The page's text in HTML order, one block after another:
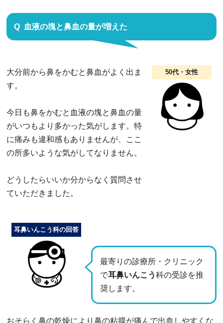
血液の塊と鼻血の量が増えた
50代・女性
大分前から鼻をかむと鼻血がよく出ま
す。
今日も鼻をかむと血液の塊と鼻血の量
がいつもより多かった気がします。特
に痛みも違和感もありませんが、ここ
の所多いような気がしてなりません。
どうしたらいいか分からなく質問させ
ていただきました。
最寄りの診療所・クリニック
で耳鼻いんこう科の受診を推
奨します。
耳鼻いんこう科の回答
おそらく鼻の乾燥により鼻の粘膜が痛んで出血しやすくな